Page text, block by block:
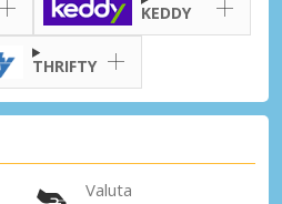
KEDDY
THRIFTY
Valuta